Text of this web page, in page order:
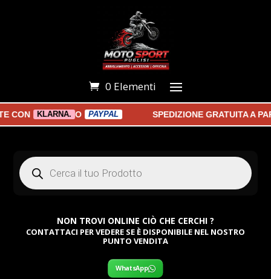
0 Elementi
KLARNA. O PAYPAL SPEDIZIONE GRATUITA A
Products
search
NON TROVI ONLINE CIÒ CHE CERCHI ?
CONTATTACI PER VEDERE SE È DISPONIBILE NEL NOSTRO
PUNTO VENDITA
WhatsApp